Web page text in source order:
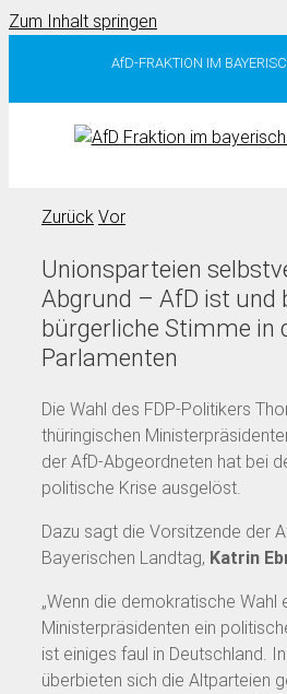
Zum Inhalt springen
AfD-FRAKTION IM
Zurück Vor
Unionsparteien
Abgrund – AfD ist und
bürgerliche Stimme in
Parlamenten
Die Wahl des FDP-Politikers
thüringischen
der AfD-Abgeordneten hat bei
politische Krise ausgelöst.
Dazu sagt die Vorsitzende der
Bayerischen Landtag, Katrin
„Wenn die demokratische Wahl
Ministerpräsidenten ein
ist einiges faul in Deutschland.
überbieten sich die Altparteien